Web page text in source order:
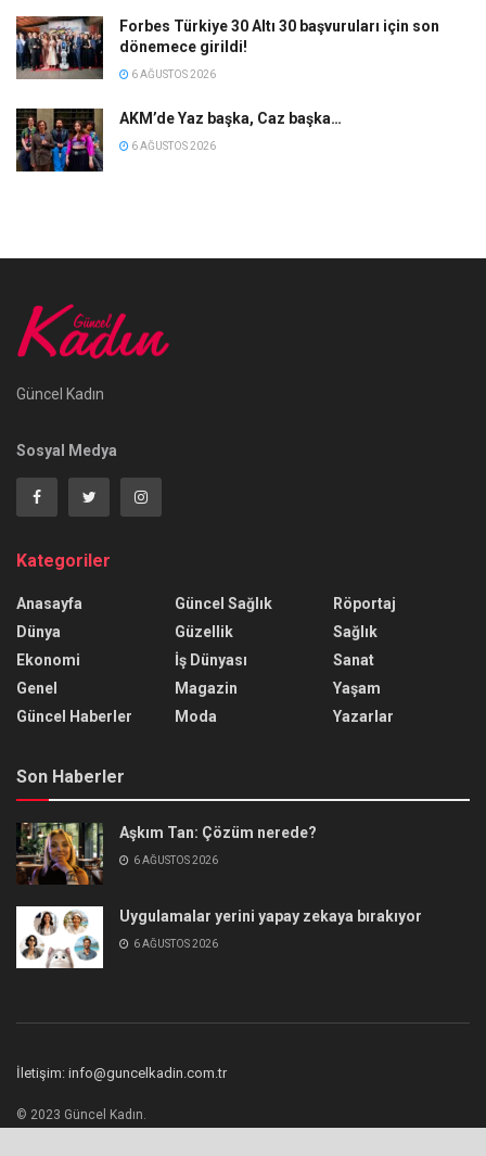
Forbes Türkiye 30 Altı 30 başvuruları için son
dönemece girildi!
6 AĞUSTOS 2026
AKM’de Yaz başka, Caz başka…
6 AĞUSTOS 2026
Güncel Kadın
Sosyal Medya
Kategoriler
Anasayfa
Dünya
Ekonomi
Genel
Güncel Haberler
Güncel Sağlık
Güzellik
İş Dünyası
Magazin
Moda
Röportaj
Sağlık
Sanat
Yaşam
Yazarlar
Son Haberler
Aşkım Tan: Çözüm nerede?
6 AĞUSTOS 2026
Uygulamalar yerini yapay zekaya bırakıyor
6 AĞUSTOS 2026
İletişim: info@guncelkadin.com.tr
© 2023 Güncel Kadın.